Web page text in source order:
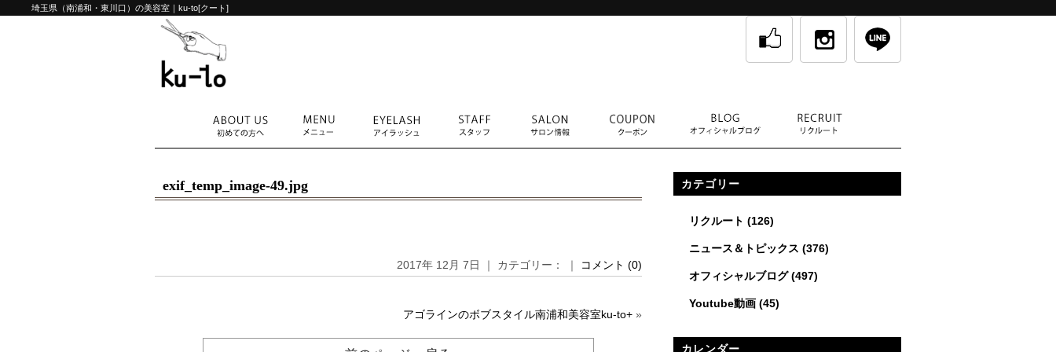
埼玉県（南浦和・東川口）の美容室｜ku-to[クート]
exif_temp_image-49.jpg
2017年 12月 7日 ｜ カテゴリー： ｜ コメント (0)
アゴラインのボブスタイル南浦和美容室ku-to+ »
カテゴリー
リクルート (126)
ニュース＆トピックス (376)
オフィシャルブログ(497)
Youtube動画 (45)
カレンダー